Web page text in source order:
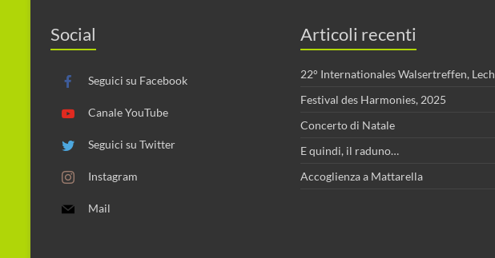
Social
Seguici su Facebook
Canale YouTube
Seguici su Twitter
Instagram
Mail
Articoli recenti
22° Internationales Walsertreffen, Lech
Festival des Harmonies, 2025
Concerto di Natale
E quindi, il raduno…
Accoglienza a Mattarella